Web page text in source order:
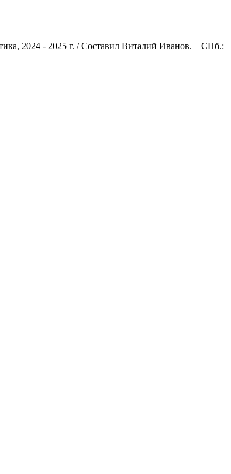
2024 - 2025 г. / Составил Виталий Иванов. – СПб.: